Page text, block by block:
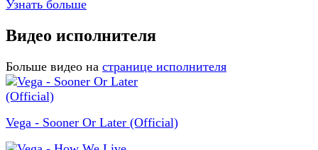
Узнать больше
Видео исполнителя
Больше видео на странице исполнителя
Vega - Sooner Or Later (Official)